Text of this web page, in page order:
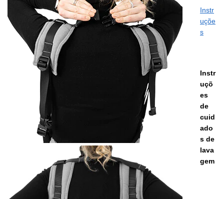
Instr
uçõe
s
Instr
uçõ
es
de
cuid
ado
s de
lava
gem